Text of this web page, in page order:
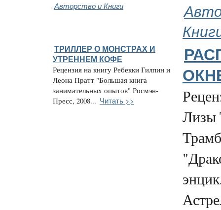
Авторство и Книги
ТРИЛЛЕР О МОНСТРАХ И
УТРЕННЕМ КОФЕ
Рецензия на книгу Ребекки Гилпин и
Леона Пратт "Большая книга
занимательных опытов" Росмэн-
Пресс, 2008... Читать >>
Лизы